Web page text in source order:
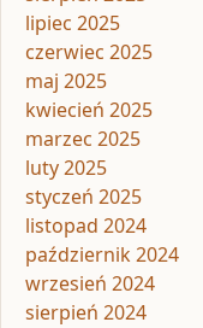
lipiec 2025
czerwiec 2025
maj 2025
kwiecień 2025
marzec 2025
luty 2025
styczeń 2025
listopad 2024
październik 2024
wrzesień 2024
sierpień 2024